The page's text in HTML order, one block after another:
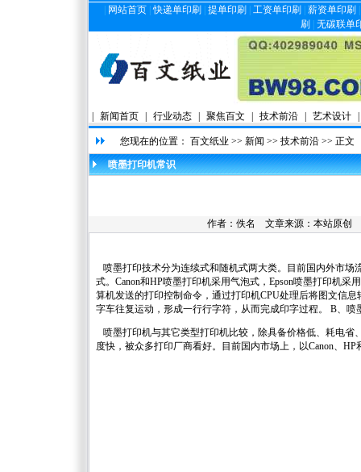
网站首页 |快递单印刷 提单印刷 工资单印刷 薪资单印刷
刷
无碳联单
新闻首页 行业动态 聚焦百文 技术前沿 艺术设计
您现在的位置： 百文纸业 >> 新闻 >> 技术前沿 >> 正文
喷墨打印机常识
作者：佚名 文章来源：本站原创
喷墨打印技术分为连续式和随机式两大类。目前国内外市
式。Canon和HP喷墨打印机采用气泡式，Epson喷墨打印机
算机发送的打印控制命令，通过打印机CPU处理后将图文信
字车往复运动，形成一行行字符，从而完成印字过程。 B、喷
喷墨打印机与其它类型打印机比较，除具备价格低、耗电
度快，被众多打印厂商看好。目前国内市场上，以Canon、